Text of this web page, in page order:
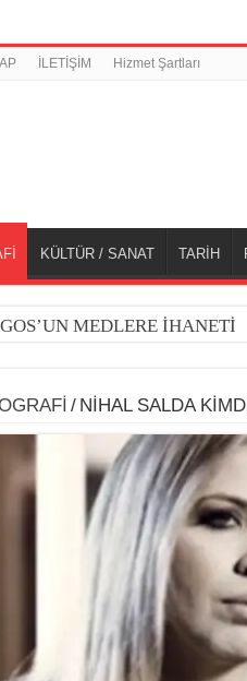
İLETİŞİM Hizmet Şartları
KÜLTÜR / SANAT TARİH
MEDLERE İHANETİ
/ NİHAL SALDA